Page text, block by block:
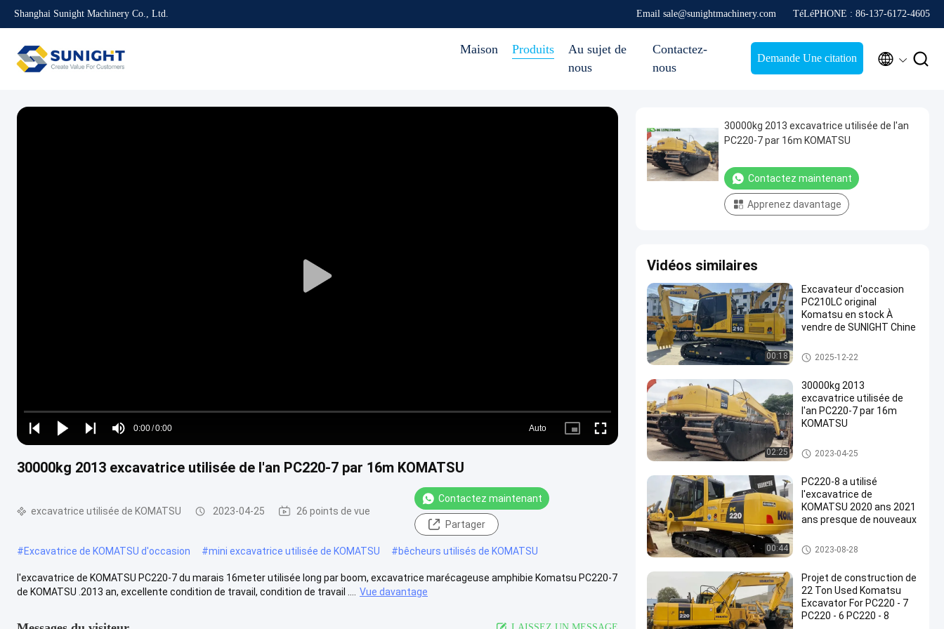
Shanghai Sunight Machinery Co., Ltd. Email sale@sunightmachinery.com TéLéPHONE : 86-137-6172-4605
Maison Produits
Au sujet de
nous
Contactez-
nous
Demande Une citation  
Play
Play
Play
Play
Mute
Time
0:00/0:00
Loaded:
0%
Auto
Picture- Fullscreen
30000kg 2013 excavatrice utilisée de l'an PC220-7 par 16m KOMATSU
excavatrice utilisée de KOMATSU 2023-04-25 26 points de vue
Contactez maintenant
Partager
#Excavatrice de KOMATSU d'occasion #mini excavatrice utilisée de KOMATSU #bêcheurs utilisés de KOMATSU
l'excavatrice de KOMATSU PC220-7 du marais 16meter utilisée long par boom, excavatrice marécageuse amphibie Komatsu PC220-7
de KOMATSU .2013 an, excellente condition de travail, condition de travail ....
Vue davantage
LAISSEZ UN MESSAGE
30000kg 2013 excavatrice utilisée de l'an
PC220-7 par 16m KOMATSU
Contactez maintenant
Apprenez davantage
Vidéos similaires
00:18
Excavateur d'occasion
PC210LC original
Komatsu en stock À
vendre de SUNIGHT Chine
excavatrice utilisée de KOMAT
SU
2025-12-22
02:25
30000kg 2013
excavatrice utilisée de
l'an PC220-7 par 16m
KOMATSU
excavatrice utilisée de KOMAT
SU
2023-04-25
00:44
PC220-8 a utilisé
l'excavatrice de
KOMATSU 2020 ans 2021
ans presque de nouveaux
excavatrice utilisée de KOMAT
SU
2023-08-28
Projet de construction de
22 Ton Used Komatsu
Excavator For PC220 - 7
PC220 - 6 PC220 - 8